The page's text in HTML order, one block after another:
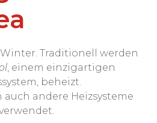
Traditionell werden
, einem einzigartigen
beheizt.
andere Heizsysteme